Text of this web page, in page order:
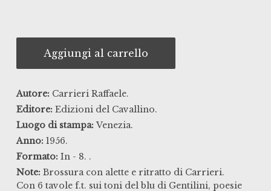
Aggiungi al carrello
Autore: Carrieri Raffaele.
Editore: Edizioni del Cavallino.
Luogo di stampa: Venezia.
Anno: 1956.
Formato: In - 8. .
Note: Brossura con alette e ritratto di Carrieri.
Con 6 tavole f.t. sui toni del blu di Gentilini, poesie